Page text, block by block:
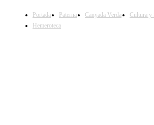
SÍGUENOS
Portada Paterna Canyada Verda Cultura y
Hemeroteca